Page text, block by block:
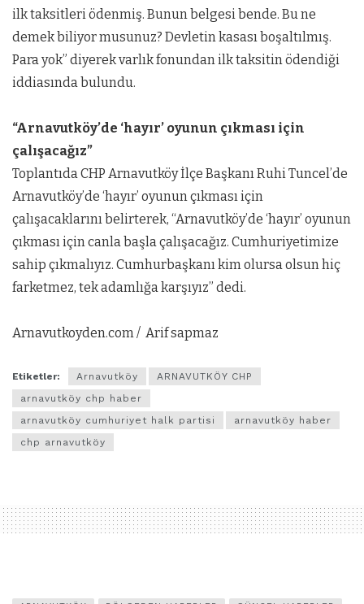
ilk taksitleri ödenmiş. Bunun belgesi bende. Bu ne
demek biliyor musunuz? Devletin kasası boşaltılmış.
Para yok” diyerek varlık fonundan ilk taksitin ödendiği
iddiasında bulundu.
“Arnavutköy’de ‘hayır’ oyunun çıkması için
çalışacağız”
Toplantıda CHP Arnavutköy İlçe Başkanı Ruhi Tuncel’de
Arnavutköy’de ‘hayır’ oyunun çıkması için
çalışacaklarını belirterek, “Arnavutköy’de ‘hayır’ oyunun
çıkması için canla başla çalışacağız. Cumhuriyetimize
sahip çıkmalıyız. Cumhurbaşkanı kim olursa olsun hiç
farketmez, tek adamlığa karşıyız” dedi.
Arnavutkoyden.com / Arif sapmaz
Etiketler: Arnavutköy
ARNAVUTKÖY CHP
arnavutköy chp haber
arnavutköy cumhuriyet halk partisi
arnavutköy haber
chp arnavutköy